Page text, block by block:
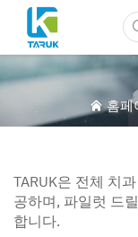
왜 TARUK인가
의료 시장
기능
홈페
TARUK은 전체 치
공하며, 파일럿 드
합니다.